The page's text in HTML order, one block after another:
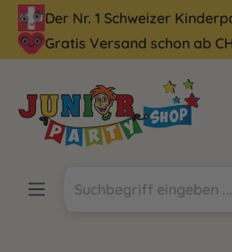
springen
Der Nr. 1 Schweizer
Gratis Versand schon ab